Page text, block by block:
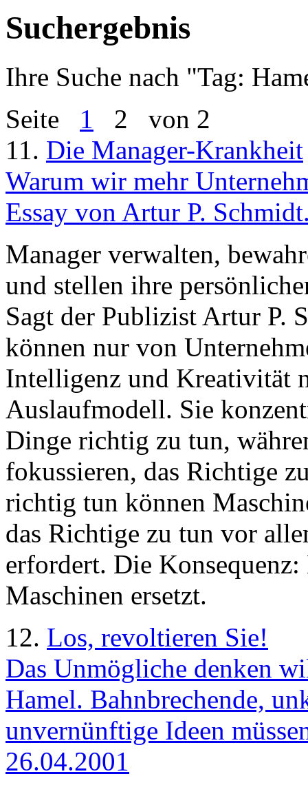
Suchergebnis
Ihre Suche nach "Tag:
Seite 1 2 von 2
11. Die Manager-Krankheit
Warum wir mehr
Essay von Artur P.
Manager verwalten,
und stellen ihre
Sagt der Publizist Artur P.
können nur von
Intelligenz und Kreativität
Auslaufmodell. Sie
Dinge richtig zu tun,
fokussieren, das Richtige
richtig tun können
das Richtige zu tun vor
erfordert. Die
Maschinen ersetzt.
12. Los, revoltieren Sie!
Das Unmögliche denken
Hamel. Bahnbrechende,
unvernünftige Ideen
26.04.2001